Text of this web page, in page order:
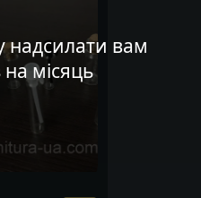
надсилати вам
на місяць